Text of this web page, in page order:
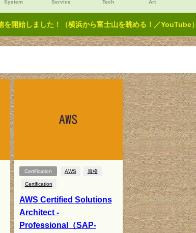
System Service Tech Art
を開始しました！（横浜から富士山を眺める！／YouTube）
Certification AWS 資格
Certification
AWS Certified Solutions
Architect -
Professional（SAP-